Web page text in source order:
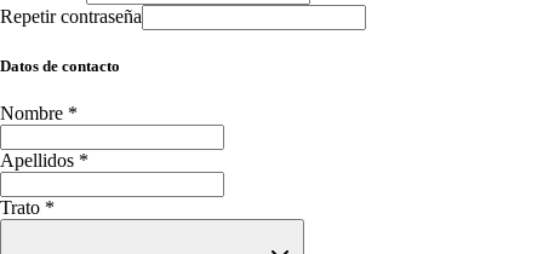
Repetir contraseña
Datos de contacto
Nombre *
Apellidos *
Trato *